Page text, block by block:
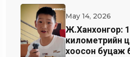
May 14, 2026
Ж.Ханхонгор:
километрийн
хоосон буцаж